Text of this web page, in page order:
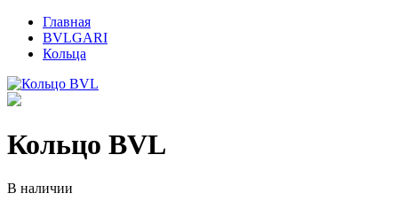
Главная
BVLGARI
Кольца
Кольцо BVL
В наличии